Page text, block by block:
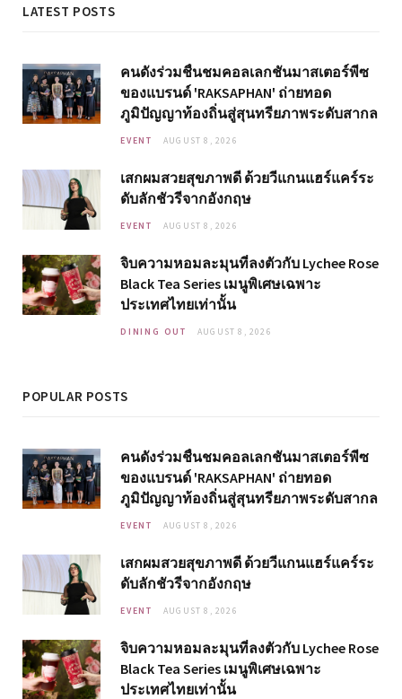
LATEST POSTS
คนดังร่วมชื่นชมคอลเลกชันมาสเตอร์พีซ
ของแบรนด์ 'RAKSAPHAN' ถ่ายทอด
ภูมิปัญญาท้องถิ่นสู่สุนทรียภาพระดับสากล
EVENT AUGUST 8, 2026
เสกผมสวยสุขภาพดี ด้วยวีแกนแฮร์แคร์ระ
ดับลักชัวรีจากอังกฤษ
EVENT AUGUST 8, 2026
จิบความหอมละมุนที่ลงตัวกับ Lychee Rose
Black Tea Series เมนูพิเศษเฉพาะ
ประเทศไทยเท่านั้น
DINING OUT AUGUST 8, 2026
POPULAR POSTS
คนดังร่วมชื่นชมคอลเลกชันมาสเตอร์พีซ
ของแบรนด์ 'RAKSAPHAN' ถ่ายทอด
ภูมิปัญญาท้องถิ่นสู่สุนทรียภาพระดับสากล
EVENT AUGUST 8, 2026
เสกผมสวยสุขภาพดี ด้วยวีแกนแฮร์แคร์ระ
ดับลักชัวรีจากอังกฤษ
EVENT AUGUST 8, 2026
จิบความหอมละมุนที่ลงตัวกับ Lychee Rose
Black Tea Series เมนูพิเศษเฉพาะ
ประเทศไทยเท่านั้น